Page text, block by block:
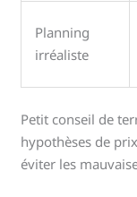
Planning
irréaliste
Petit conseil de
hypothèses de
éviter les